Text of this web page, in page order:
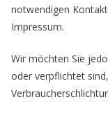
notwendigen
Impressum.
Wir möchten Sie
oder verpflichtet